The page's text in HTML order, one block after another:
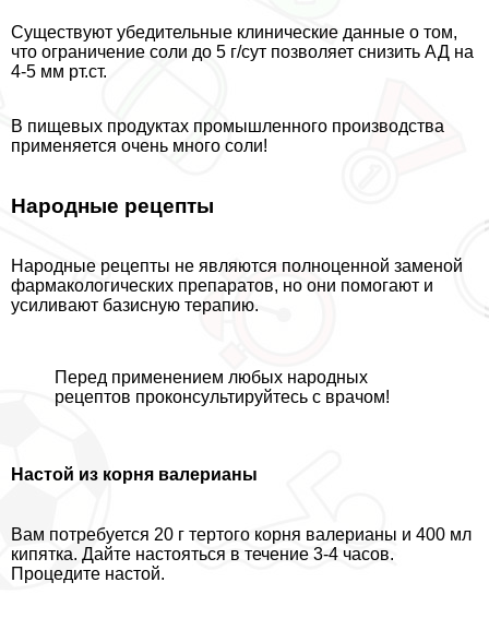
Существуют убедительные клинические данные о том,
что ограничение соли до 5 г/сут позволяет снизить АД на
4-5 мм рт.ст.
В пищевых продуктах промышленного производства
применяется очень много соли!
Народные рецепты
Народные рецепты не являются полноценной заменой
фармакологических препаратов, но они помогают и
усиливают базисную терапию.
Перед применением любых народных
рецептов проконсультируйтесь с врачом!
Настой из корня валерианы
Вам потребуется 20 г тертого корня валерианы и 400 мл
кипятка. Дайте настояться в течение 3-4 часов.
Процедите настой.